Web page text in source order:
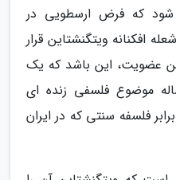
که فرض ارسطویی در
افکنانه ویتگنشتاین قرار
عضویت، این باشد که یک
موضوع فلسفی زنده ای
فلسفه سنتی که در ایران